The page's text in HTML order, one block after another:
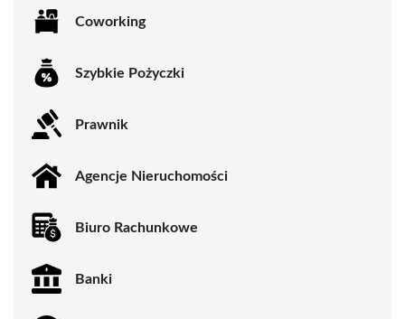
Coworking
Szybkie Pożyczki
Prawnik
Agencje Nieruchomości
Biuro Rachunkowe
Banki